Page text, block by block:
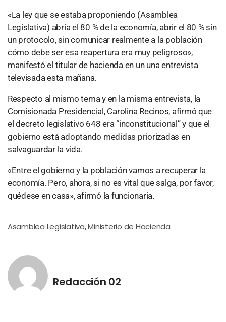
«La ley que se estaba proponiendo (Asamblea
Legislativa) abría el 80 % de la economía, abrir el 80 % sin
un protocolo, sin comunicar realmente a la población
cómo debe ser esa reapertura era muy peligroso»,
manifestó el titular de hacienda en un una entrevista
televisada esta mañana.
Respecto al mismo tema y en la misma entrevista, la
Comisionada Presidencial, Carolina Recinos, afirmó que
el decreto legislativo 648 era “inconstitucional” y que el
gobierno está adoptando medidas priorizadas en
salvaguardar la vida.
«Entre el gobierno y la población vamos a recuperar la
economía. Pero, ahora, si no es vital que salga, por favor,
quédese en casa», afirmó la funcionaria.
Asamblea Legislativa,Ministerio de Hacienda
Redacción 02